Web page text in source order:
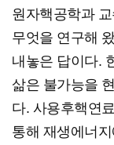
원자핵공학과
무엇을 연구해
내놓은 답이다.
삶은 불가능을
다. 사용후핵연
통해 재생에너